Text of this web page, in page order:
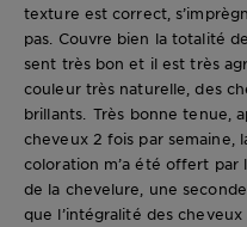
texture est correct,
pas. Couvre bien la totalité
sent très bon et il est très
couleur très naturelle, des
brillants. Très bonne tenue,
cheveux 2 fois par semaine,
coloration m’a été offert par
de la chevelure, une
que l’intégralité des